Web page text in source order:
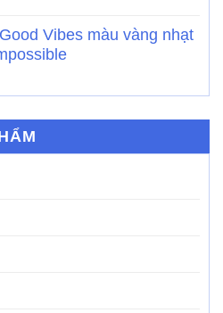
Vibes màu vàng nhạt